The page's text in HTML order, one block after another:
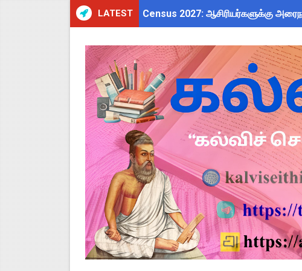
LATEST Census 2027: ஆசிரியர்களுக்கு
TN Budget Assembly Schedule
ஆசிரியர்கள் கவனத்திற்கு! Census
நாமக்கல் மாவட்டம்: மக்கள் தொகை
TN Budget 2026-2027 Highlights:
பள்ளி மாணவர்களுக்கு 4 செட் இலவச
TN SSLC Supplementary Result
நாளை ஆகஸ்ட் 6ஆம் தேதி உள்ளூர்
ஒருங்கிணைந்த பள்ளிக் கல்வியின்